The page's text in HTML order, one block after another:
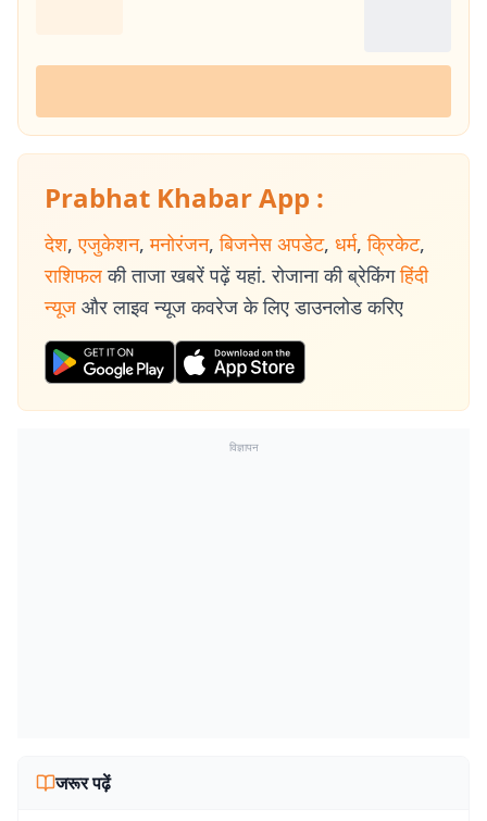
Prabhat Khabar App :
देश, एजुकेशन, मनोरंजन, बिजनेस अपडेट, धर्म, क्रिकेट,
राशिफल की ताजा खबरें पढ़ें यहां. रोजाना की ब्रेकिंग हिंदी
न्यूज और लाइव न्यूज कवरेज के लिए डाउनलोड करिए
विज्ञापन
जरूर पढ़ें